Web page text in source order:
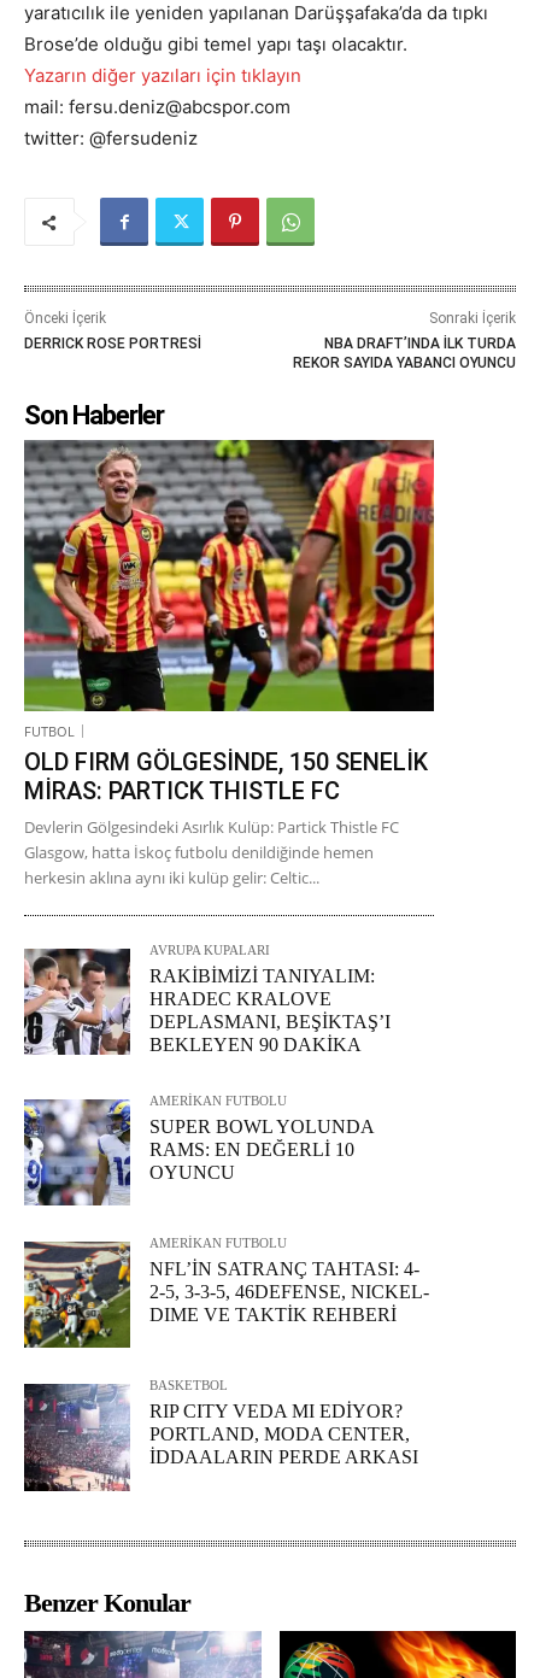
yaratıcılık ile yeniden yapılanan Darüşşafaka’da da tıpkı
Brose’de olduğu gibi temel yapı taşı olacaktır.
Yazarın diğer yazıları için tıklayın
mail: fersu.deniz@abcspor.com
twitter: @fersudeniz
Önceki İçerik
DERRICK ROSE PORTRESİ
Sonraki İçerik
NBA DRAFT’INDA İLK TURDA
REKOR SAYIDA YABANCI OYUNCU
Son Haberler
FUTBOL
OLD FIRM GÖLGESİNDE, 150 SENELİK
MİRAS: PARTICK THISTLE FC
Devlerin Gölgesindeki Asırlık Kulüp: Partick Thistle FC
Glasgow, hatta İskoç futbolu denildiğinde hemen
herkesin aklına aynı iki kulüp gelir: Celtic...
AVRUPA KUPALARI
RAKİBİMİZİ TANIYALIM:
HRADEC KRALOVE
DEPLASMANI, BEŞİKTAŞ’I
BEKLEYEN 90 DAKİKA
AMERİKAN FUTBOLU
SUPER BOWL YOLUNDA
RAMS: EN DEĞERLİ 10
OYUNCU
AMERİKAN FUTBOLU
NFL’İN SATRANÇ TAHTASI: 4-
2-5, 3-3-5, 46DEFENSE, NICKEL-
DIME VE TAKTİK REHBERİ
BASKETBOL
RIP CITY VEDA MI EDİYOR?
PORTLAND, MODA CENTER,
İDDAALARIN PERDE ARKASI
Benzer Konular